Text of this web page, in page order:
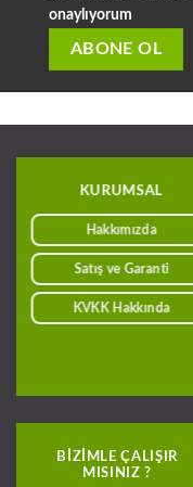
onaylıyorum
KURUMSAL
Hakkımızda
Satış ve Garanti
KVKK Hakkında
BIZIMLE ÇALIŞIR
MISINIZ ?